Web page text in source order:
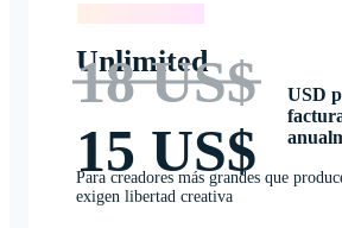
Unlimited
18 US$
15 US$
USD
Para creadores más grandes que
exigen libertad creativa